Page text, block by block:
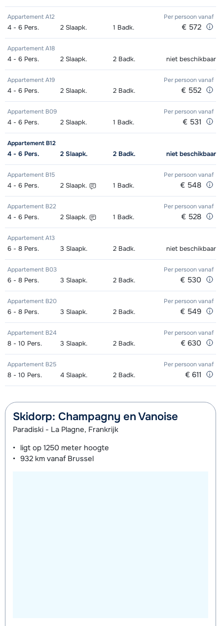
Appartement A12 Per persoonvanaf
4 - 6 Pers. 2 Slaapk. 1 Badk. € 572
Appartement A18
4 - 6 Pers. 2 Slaapk. 2 Badk. niet beschikbaar
Appartement A19 Per persoonvanaf
4 - 6 Pers. 2 Slaapk. 2 Badk. € 552
Appartement B09 Per persoonvanaf
4 - 6 Pers. 2 Slaapk. 1 Badk. € 531
Appartement B12
4 - 6 Pers. 2 Slaapk. 2 Badk. niet beschikbaar
Appartement B15 Per persoonvanaf
4 - 6 Pers. 2 Slaapk. 1 Badk. € 548
Appartement B22 Per persoonvanaf
4 - 6 Pers. 2 Slaapk. 1 Badk. € 528
Appartement A13
6 - 8 Pers. 3 Slaapk. 2 Badk. niet beschikbaar
Appartement B03 Per persoonvanaf
6 - 8 Pers. 3 Slaapk. 2 Badk. € 530
Appartement B20 Per persoonvanaf
6 - 8 Pers. 3 Slaapk. 2 Badk. € 549
Appartement B24 Per persoonvanaf
8 - 10 Pers. 3 Slaapk. 2 Badk. € 630
Appartement B25 Per persoonvanaf
8 - 10 Pers. 4 Slaapk. 2 Badk. € 611
Skidorp: Champagny en Vanoise
Paradiski - La Plagne, Frankrijk
ligt op 1250 meter hoogte
932 km vanaf Brussel